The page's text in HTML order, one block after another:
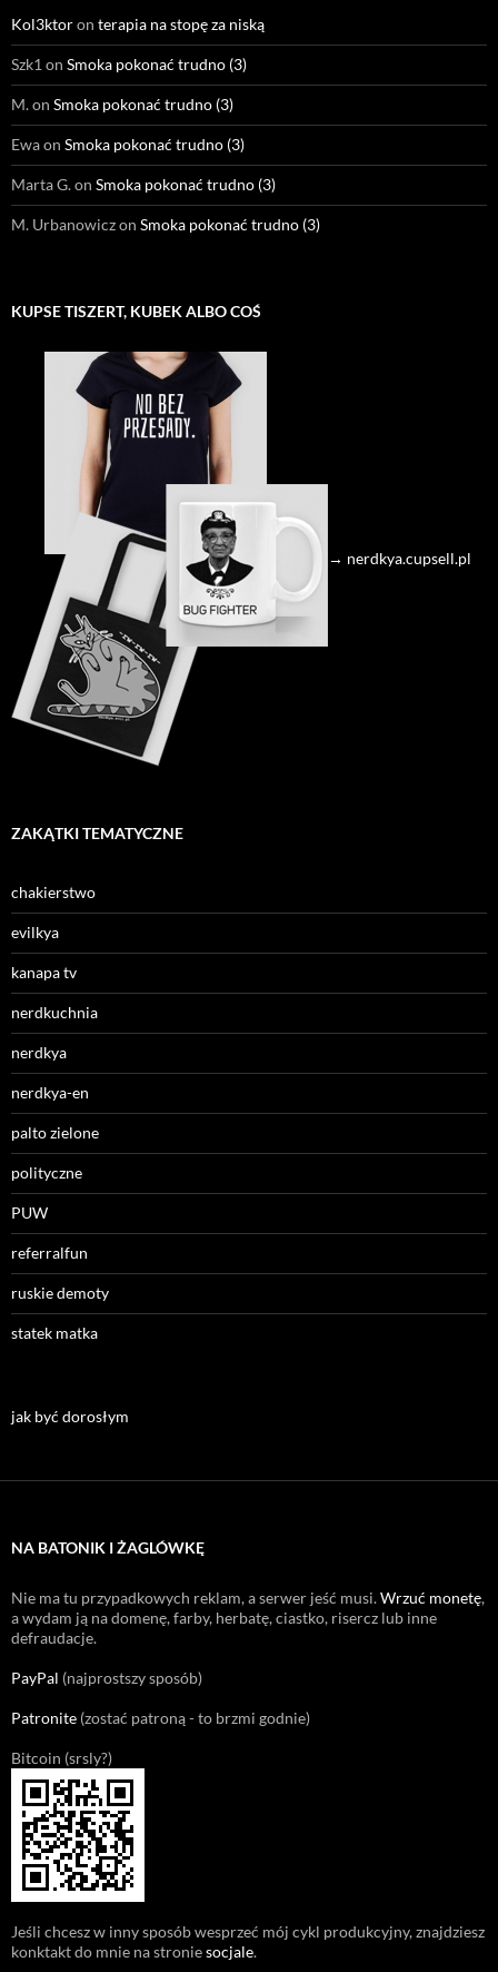
Kol3ktoron terapia na stopę za niską
Szk1on Smoka pokonać trudno (3)
M.on Smoka pokonać trudno (3)
Ewaon Smoka pokonać trudno (3)
Marta G.on Smoka pokonać trudno (3)
M. Urbanowiczon Smoka pokonać trudno (3)
KUPSE TISZERT, KUBEK ALBO COŚ
→ nerdkya.cupsell.pl
ZAKĄTKI TEMATYCZNE
chakierstwo
evilkya
kanapa tv
nerdkuchnia
nerdkya
nerdkya-en
palto zielone
polityczne
PUW
referralfun
ruskie demoty
statek matka
jak być dorosłym
NA BATONIK I ŻAGLÓWKĘ
Nie ma tu przypadkowych reklam, a serwer jeść musi.Wrzuć monetę,
a wydam ją na domenę, farby, herbatę, ciastko, risercz lub inne
defraudacje.
PayPal (najprostszy sposób)
Patronite (zostać patroną - to brzmi godnie)
Bitcoin (srsly?)
Jeśli chcesz w inny sposób wesprzeć mój cykl produkcyjny, znajdziesz
konktakt do mnie na stroniesocjale.